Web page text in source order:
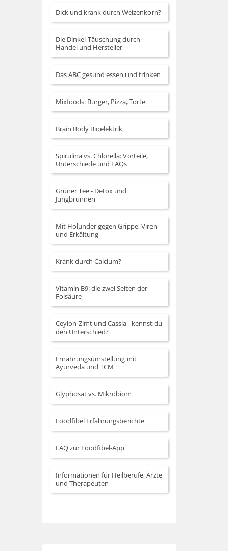
Dick und krank durch Weizenkorn?
Die Dinkel-Täuschung durch
Handel und Hersteller
Das ABC gesund essen und trinken
Mixfoods: Burger, Pizza, Torte
Brain Body Bioelektrik
Spirulina vs. Chlorella: Vorteile,
Unterschiede und FAQs
Grüner Tee - Detox und
Jungbrunnen
Mit Holunder gegen Grippe, Viren
und Erkältung
Krank durch Calcium?
Vitamin B9: die zwei Seiten der
Folsäure
Ceylon-Zimt und Cassia - kennst du
den Unterschied?
Ernährungsumstellung mit
Ayurveda und TCM
Glyphosat vs. Mikrobiom
Foodfibel Erfahrungsberichte
FAQ zur Foodfibel-App
Informationen für Heilberufe, Ärzte
und Therapeuten